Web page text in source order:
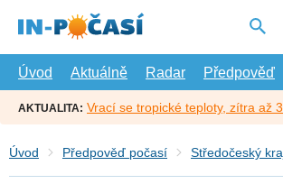
hlavní
Úvod
Aktuálně Radar Předpověď
AKTUALITA: Vrací se tropické teploty, zítra až
Úvod Předpověď počasí Středočeský